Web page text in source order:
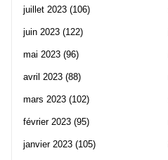
juillet 2023 (106)
juin 2023 (122)
mai 2023 (96)
avril 2023 (88)
mars 2023 (102)
février 2023 (95)
janvier 2023 (105)